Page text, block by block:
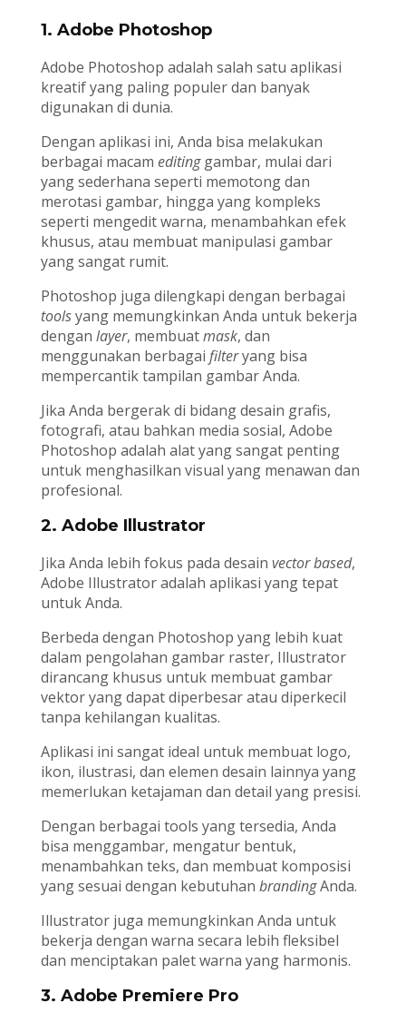
1. Adobe Photoshop
Adobe Photoshop adalah salah satu aplikasi
kreatif yang paling populer dan banyak
digunakan di dunia.
Dengan aplikasi ini, Anda bisa melakukan
berbagai macam editinggambar, mulai dari
yang sederhana seperti memotong dan
merotasi gambar, hingga yang kompleks
seperti mengedit warna, menambahkan efek
khusus, atau membuat manipulasi gambar
yang sangat rumit.
Photoshop juga dilengkapi dengan berbagai
toolsyang memungkinkan Anda untuk bekerja
dengan layer, membuatmask, dan
menggunakan berbagai filteryang bisa
mempercantik tampilan gambar Anda.
Jika Anda bergerak di bidang desain grafis,
fotografi, atau bahkan media sosial, Adobe
Photoshop adalah alat yang sangat penting
untuk menghasilkan visual yang menawan dan
profesional.
2. Adobe Illustrator
Jika Anda lebih fokus pada desain vector based,
Adobe Illustrator adalah aplikasi yang tepat
untuk Anda.
Berbeda dengan Photoshop yang lebih kuat
dalam pengolahan gambar raster, Illustrator
dirancang khusus untuk membuat gambar
vektor yang dapat diperbesar atau diperkecil
tanpa kehilangan kualitas.
Aplikasi ini sangat ideal untuk membuat logo,
ikon, ilustrasi, dan elemen desain lainnya yang
memerlukan ketajaman dan detail yang presisi.
Dengan berbagai tools yang tersedia, Anda
bisa menggambar, mengatur bentuk,
menambahkan teks, dan membuat komposisi
yang sesuai dengan kebutuhan brandingAnda.
Illustrator juga memungkinkan Anda untuk
bekerja dengan warna secara lebih fleksibel
dan menciptakan palet warna yang harmonis.
3. Adobe Premiere Pro